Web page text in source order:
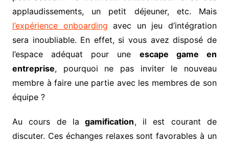
applaudissements, un petit déjeuner, etc. Mais
l’expérience onboarding avec un jeu d’intégration
sera inoubliable. En effet, si vous avez disposé de
l’espace adéquat pour une escape game en
entreprise, pourquoi ne pas inviter le nouveau
membre à faire une partie avec les membres de son
équipe ?
Au cours de la gamification, il est courant de
discuter. Ces échanges relaxes sont favorables à un